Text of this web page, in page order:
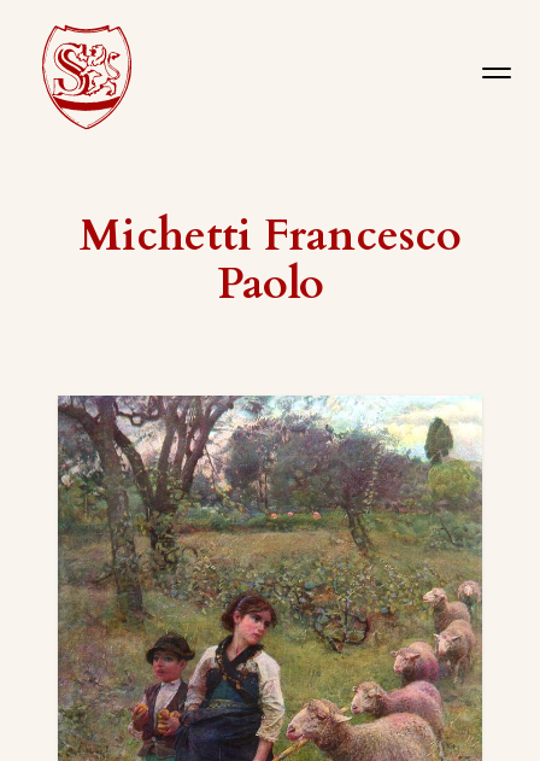
Michetti Francesco
Paolo